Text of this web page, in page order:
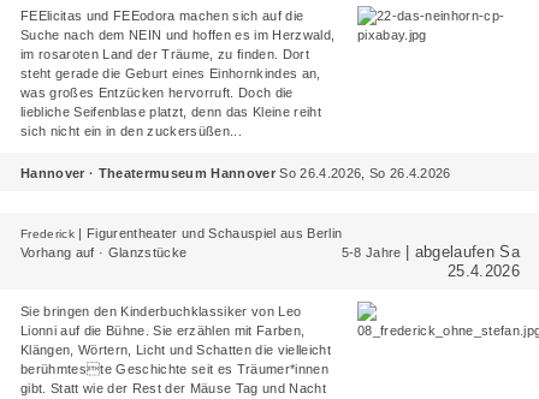
FEElicitas und FEEodora machen sich auf die
Suche nach dem NEIN und hoffen es im Herzwald,
im rosaroten Land der Träume, zu finden. Dort
steht gerade die Geburt eines Einhornkindes an,
was großes Entzücken hervorruft. Doch die
liebliche Seifenblase platzt, denn das Kleine reiht
sich nicht ein in den zuckersüßen...
Hannover · Theatermuseum Hannover So 26.4.2026, So 26.4.2026
Frederick | Figurentheater und Schauspiel aus Berlin
Vorhang auf · Glanzstücke
5-8 Jahre
| abgelaufen Sa
25.4.2026
Sie bringen den Kinderbuchklassiker von Leo
Lionni auf die Bühne. Sie erzählen mit Farben,
Klängen, Wörtern, Licht und Schatten die vielleicht
berühmteste Geschichte seit es Träumer*innen
gibt. Statt wie der Rest der Mäuse Tag und Nacht